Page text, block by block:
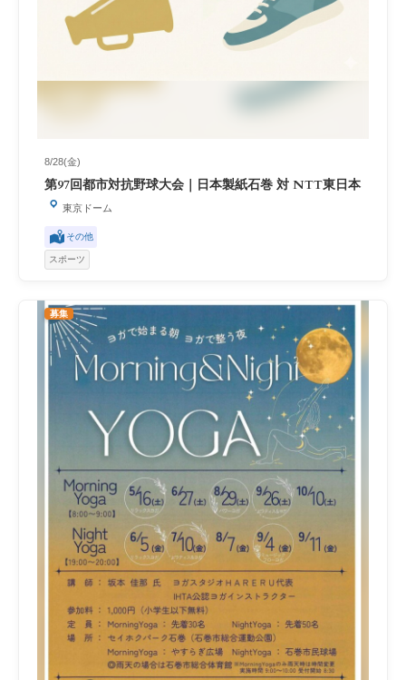
8/28(金)
第97回都市対抗野球大会｜日本製紙石巻 対 NTT東日本
東京ドーム
その他
スポーツ
募集